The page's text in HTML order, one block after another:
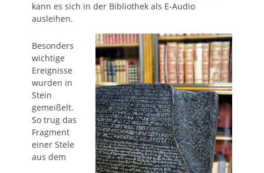
kann es sich in der Bibliothek als E-Audio
ausleihen.
Besonders
wichtige
Ereignisse
wurden in
Stein
gemeißelt.
So trug das
Fragment
einer Stele
aus dem